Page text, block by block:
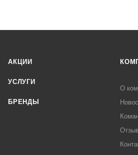
АКЦИИ
УСЛУГИ
БРЕНДЫ
О